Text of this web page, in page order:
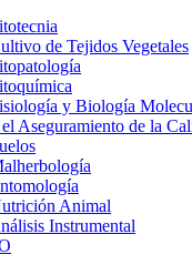
de Tejidos Vegetales
y Biología
Aseguramiento de la
Animal
Instrumental